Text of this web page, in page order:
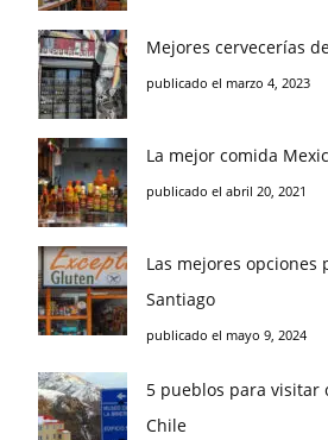
Mejores cervecerías
publicado el marzo 4, 2023
La mejor comida
publicado el abril 20, 2021
Las mejores opciones
Santiago
publicado el mayo 9, 2024
5 pueblos para visitar
Chile